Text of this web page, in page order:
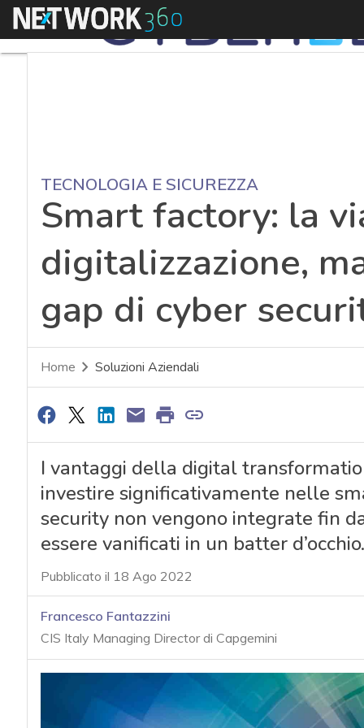
Menu
TECNOLOGIA E SICUREZZA
Smart factory: la
digitalizzazione,
gap di cyber
Home Soluzioni Aziendali
I vantaggi della digital
investire significativamente nelle
security non vengono integrate fin
essere vanificati in un batter
Pubblicato il 18 Ago 2022
Francesco Fantazzini
CIS Italy Managing Director di Capgemini